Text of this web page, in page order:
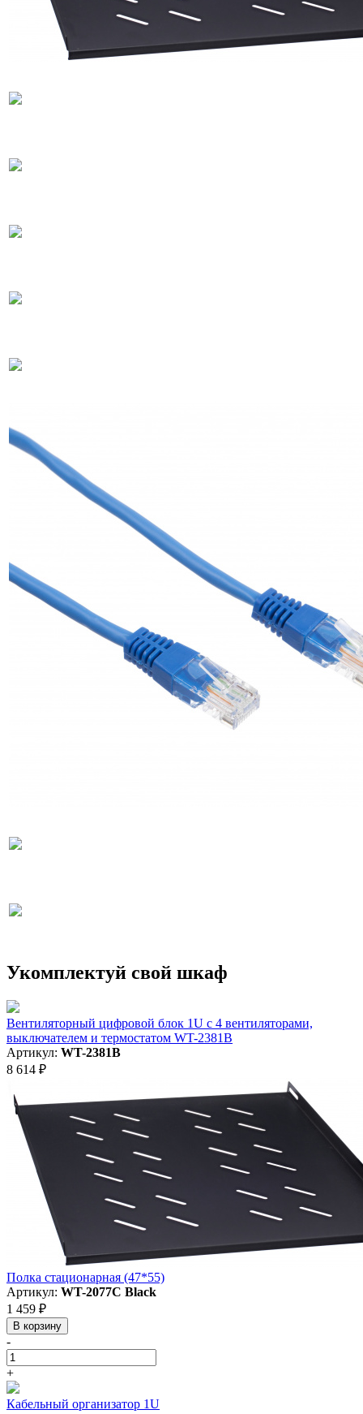
Укомплектуй свой шкаф
Вентиляторный цифровой блок 1U с 4 вентиляторами,
выключателем и термостатом WT-2381B
Артикул: WT-2381B
8 614 ₽
Полка стационарная (47*55)
Артикул: WT-2077C Black
1 459 ₽
В корзину
-
+
Кабельный организатор 1U